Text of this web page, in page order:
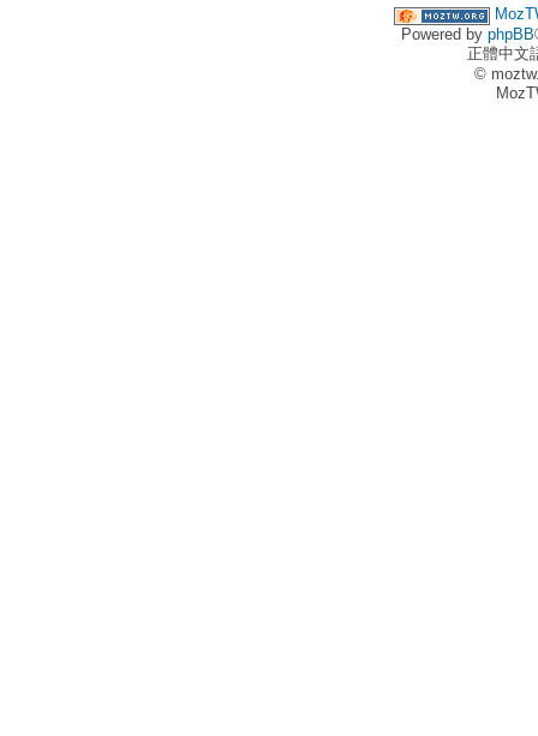
Powered by phpBB
正體中文
©